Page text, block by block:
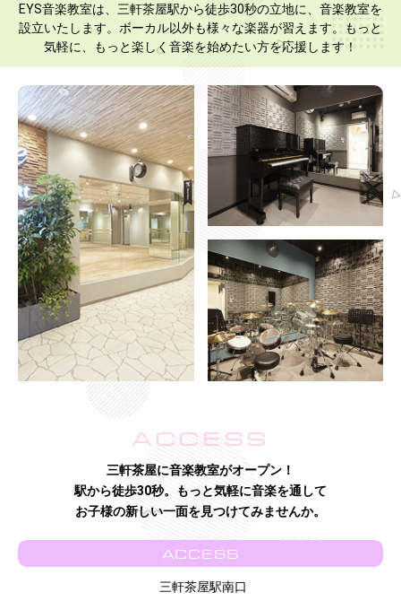
EYS音楽教室は、三軒茶屋駅から徒歩30秒の立地に、音楽教室を
設立いたします。ボーカル以外も様々な楽器が習えます。もっと
気軽に、もっと楽しく音楽を始めたい方を応援します！
ACCESS
三軒茶屋に音楽教室がオープン！
駅から徒歩30秒。もっと気軽に音楽を通して
お子様の新しい一面を見つけてみませんか。
ACCESS
三軒茶屋駅南口